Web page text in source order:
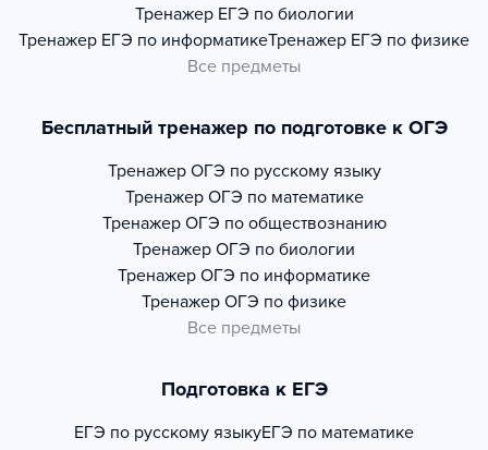
Тренажер ЕГЭ по биологии
Тренажер ЕГЭ по информатикеТренажер ЕГЭ по физике
Все предметы
Бесплатный тренажер по подготовке к ОГЭ
Тренажер ОГЭ по русскому языку
Тренажер ОГЭ по математике
Тренажер ОГЭ по обществознанию
Тренажер ОГЭ по биологии
Тренажер ОГЭ по информатике
Тренажер ОГЭ по физике
Все предметы
Подготовка к ЕГЭ
ЕГЭ по русскому языкуЕГЭ по математике